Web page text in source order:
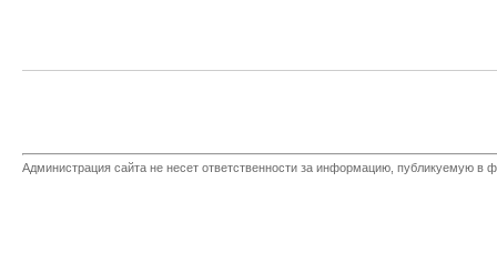
Администрация сайта не несет ответственности за информацию, публикуемую